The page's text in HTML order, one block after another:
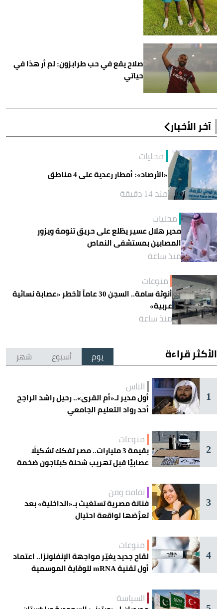
صلاح يقع في حب طرابزون: لم أر هذا في
حياتي
آخر الأخبار
محليات
«الأرصاد»: أمطار رعدية على 4 مناطق
منذ 14 دقيقة
محليات
مدير هلال عسير يطّلع على حريق تنومة ويزور
المصابين بمستشفى النماص
منذ ساعة
منوعات
أنوثة سامة.. السجن 30 عاماً لأخطر «عصابة نسائية
عربية»
منذ ساعة
الأكثر قراءة يوم أسبوع شهر
1
الناس
أول مدير لـ«أم القرى».. رحيل راشد الراجح
أحد رواد التعليم الجامعي
2
منوعات
بقيمة 3 مليارات.. مصر تفكك تشكيلًا
عصابيًا قبل تهريب شحنة كبتاجون ضخمة
3
ثقافة وفن
فنانة مصرية تستغيث بـ«الداخلية» بعد
تعرُّضها لواقعة احتيال
4
منوعات
لقاح جديد يغيّر مواجهة الإنفلونزا.. اعتماد
أول تقنية mRNA للوقاية الموسمية
السياسة